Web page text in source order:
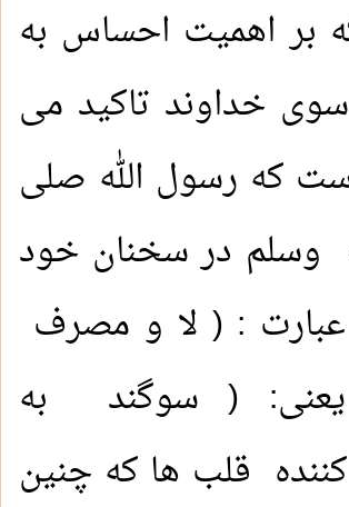
بر اهمیت احساس به
خداوند تاکید می
که رسول الله صلى
وسلم در سخنان خود
عبارت : ( لا و مصرف
يعنى: ( سوگند به
قلب ها که چنین